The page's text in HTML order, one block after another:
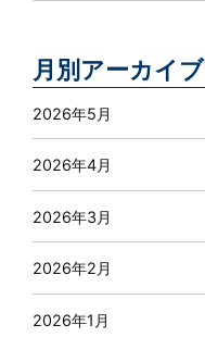
月別アーカイブ
2026年5月
2026年4月
2026年3月
2026年2月
2026年1月